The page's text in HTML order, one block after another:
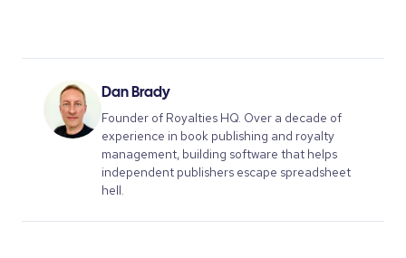
Dan Brady
Founder of Royalties HQ. Over a decade of
experience in book publishing and royalty
management, building software that helps
independent publishers escape spreadsheet
hell.